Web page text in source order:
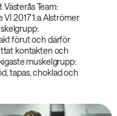
Team:
VI 2017 1:a Alströmer
förut och därför
kontakten och
muskelgrupp:
tapas, choklad och